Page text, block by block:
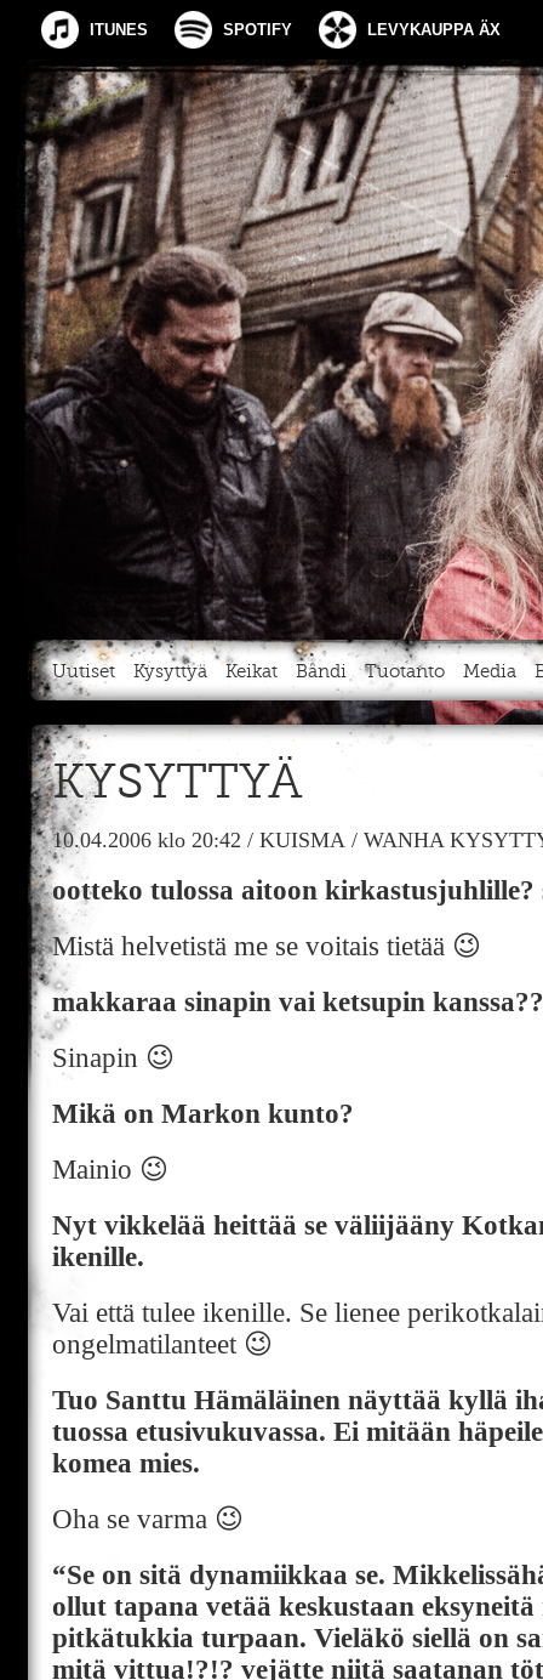
ITUNES SPOTIFY LEVYKAUPPA ÄX
Uutiset Kysyttyä Keikat Bändi Tuotanto Media
KYSYTTYÄ
10.04.2006 klo 20:42 / KUISMA / WANHA
ootteko tulossa aitoon
Mistä helvetistä me se voitais tietää 😉
makkaraa sinapin vai ketsupin kanssa??
Sinapin 😉
Mikä on Markon kunto?
Mainio 😉
Nyt vikkelää heittää se väliijääny
ikenille.
Vai että tulee ikenille. Se lienee
ongelmatilanteet 😉
Tuo Santtu Hämäläinen näyttää kyllä
tuossa etusivukuvassa. Ei mitään
komea mies.
Oha se varma 😉
“Se on sitä dynamiikkaa se.
ollut tapana vetää keskustaan
pitkätukkia turpaan. Vieläkö siellä on
mitä vittua!?!? vejätte niitä saatanan